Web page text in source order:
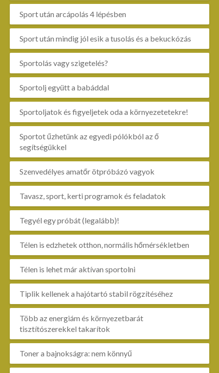
Sport után arcápolás 4 lépésben
Sport után mindig jól esik a tusolás és a bekuckózás
Sportolás vagy szigetelés?
Sportolj együtt a babáddal
Sportoljatok és figyeljetek oda a környezetetekre!
Sportot űzhetünk az egyedi pólókból az ő
segítségükkel
Szenvedélyes amatőr ötpróbázó vagyok
Tavasz, sport, kerti programok és feladatok
Tegyél egy próbát (legalább)!
Télen is edzhetek otthon, normális hőmérsékletben
Télen is lehet már aktívan sportolni
Tiplik kellenek a hajótartó stabil rögzítéséhez
Több az energiám és környezetbarát
tisztítószerekkel takarítok
Toner a bajnokságra: nem könnyű